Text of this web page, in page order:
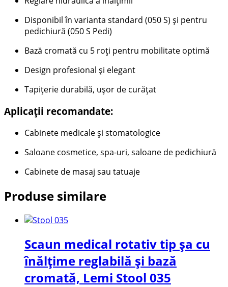
Disponibil în varianta standard (050 S) și pentru
pedichiură (050 S Pedi)
Bază cromată cu 5 roți pentru mobilitate optimă
Design profesional și elegant
Tapițerie durabilă, ușor de curățat
Aplicații recomandate:
Cabinete medicale și stomatologice
Saloane cosmetice, spa-uri, saloane de pedichiură
Cabinete de masaj sau tatuaje
Produse similare
Scaun medical rotativ tip șa cu
înălțime reglabilă și bază
cromată, Lemi Stool 035